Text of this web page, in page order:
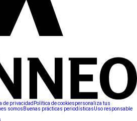
de privacidad Política de cookiespersonaliza tus
somos Buenas prácticas periodísticasUso responsable